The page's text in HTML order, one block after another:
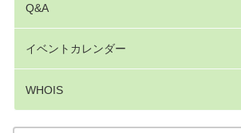
Q&A
イベントカレンダー
WHOIS